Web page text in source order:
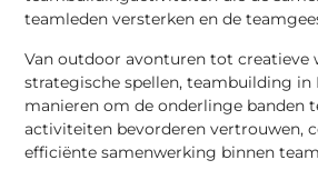
teamleden versterken en de
Van outdoor avonturen tot creatieve
strategische spellen, teambuilding
manieren om de onderlinge banden
activiteiten bevorderen vertrouwen,
efficiënte samenwerking binnen